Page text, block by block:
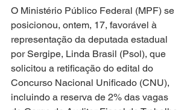
O Ministério Público Federal (MPF) se
posicionou, ontem, 17, favorável à
representação da deputada estadual
por Sergipe, Linda Brasil (Psol), que
solicitou a retificação do edital do
Concurso Nacional Unificado (CNU),
incluindo a reserva de 2% das vagas